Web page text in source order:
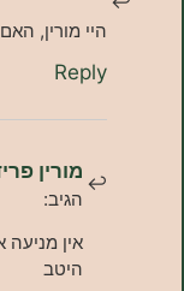
מורין, האם ניתן
מורין פרידמן סייג
אין מניעה אבל